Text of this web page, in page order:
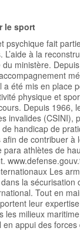
le sport
psychique fait
à la
ministère.
a été mis en place
physique et
Depuis 1966,
invalides (CSINI),
handicap de
de contribuer à
para athlètes de
Les
la sécurisation
Tout en
leur
les milieux
appui des